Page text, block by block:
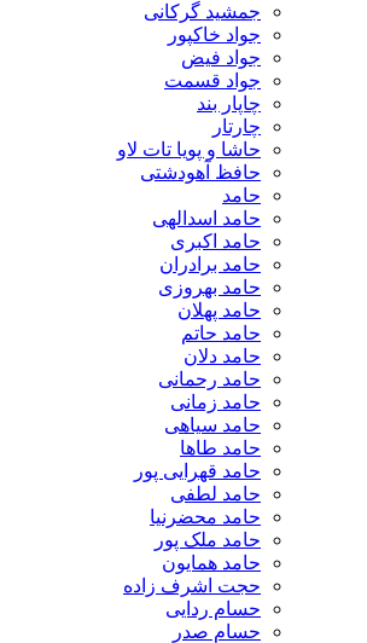
جمشید گرکانی
جواد خاکپور
جواد فیض
جواد قسمت
چاپار بند
چارتار
حاشا و پویا تات لاو
حافظ آهودشتی
حامد
حامد اسدالهی
حامد اکبری
حامد برادران
حامد بهروزی
حامد پهلان
حامد حاتم
حامد دلان
حامد رحمانی
حامد زمانی
حامد سیاهی
حامد طاها
حامد قهرایی پور
حامد لطفی
حامد محضرنیا
حامد ملک پور
حامد همایون
حجت اشرف زاده
حسام ردایی
حسام صدر